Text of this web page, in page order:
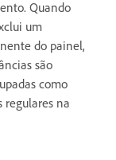
Quando
um
do painel,
são
como
regulares na